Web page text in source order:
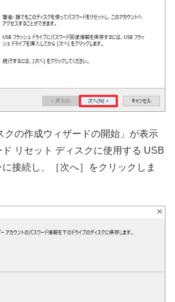
クの作成ウィザードの開始」が表示
リセット ディスクに使用する USB
接続し、［次へ］をクリックしま